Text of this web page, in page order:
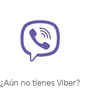
¿Aún no tienes Viber?